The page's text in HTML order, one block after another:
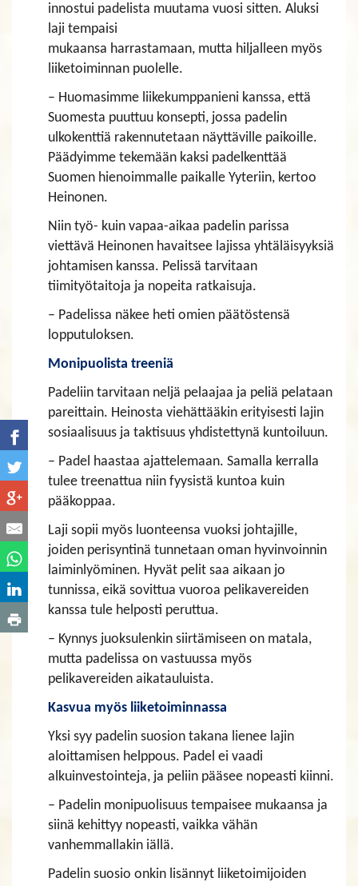
innostui padelista muutama vuosi sitten. Aluksi
laji tempaisi
mukaansa harrastamaan, mutta hiljalleen myös
liiketoiminnan puolelle.
– Huomasimme liikekumppanieni kanssa, että
Suomesta puuttuu konsepti, jossa padelin
ulkokenttiä rakennutetaan näyttäville paikoille.
Päädyimme tekemään kaksi padelkenttää
Suomen hienoimmalle paikalle Yyteriin, kertoo
Heinonen.
Niin työ- kuin vapaa-aikaa padelin parissa
viettävä Heinonen havaitsee lajissa yhtäläisyyksiä
johtamisen kanssa. Pelissä tarvitaan
tiimityötaitoja ja nopeita ratkaisuja.
– Padelissa näkee heti omien päätöstensä
lopputuloksen.
Monipuolista treeniä
Padeliin tarvitaan neljä pelaajaa ja peliä pelataan
pareittain. Heinosta viehättääkin erityisesti lajin
sosiaalisuus ja taktisuus yhdistettynä kuntoiluun.
– Padel haastaa ajattelemaan. Samalla kerralla
tulee treenattua niin fyysistä kuntoa kuin
pääkoppaa.
Laji sopii myös luonteensa vuoksi johtajille,
joiden perisyntinä tunnetaan oman hyvinvoinnin
laiminlyöminen. Hyvät pelit saa aikaan jo
tunnissa, eikä sovittua vuoroa pelikavereiden
kanssa tule helposti peruttua.
– Kynnys juoksulenkin siirtämiseen on matala,
mutta padelissa on vastuussa myös
pelikavereiden aikatauluista.
Kasvua myös liiketoiminnassa
Yksi syy padelin suosion takana lienee lajin
aloittamisen helppous. Padel ei vaadi
alkuinvestointeja, ja peliin pääsee nopeasti kiinni.
– Padelin monipuolisuus tempaisee mukaansa ja
siinä kehittyy nopeasti, vaikka vähän
vanhemmallakin iällä.
Padelin suosio onkin lisännyt liiketoimijoiden